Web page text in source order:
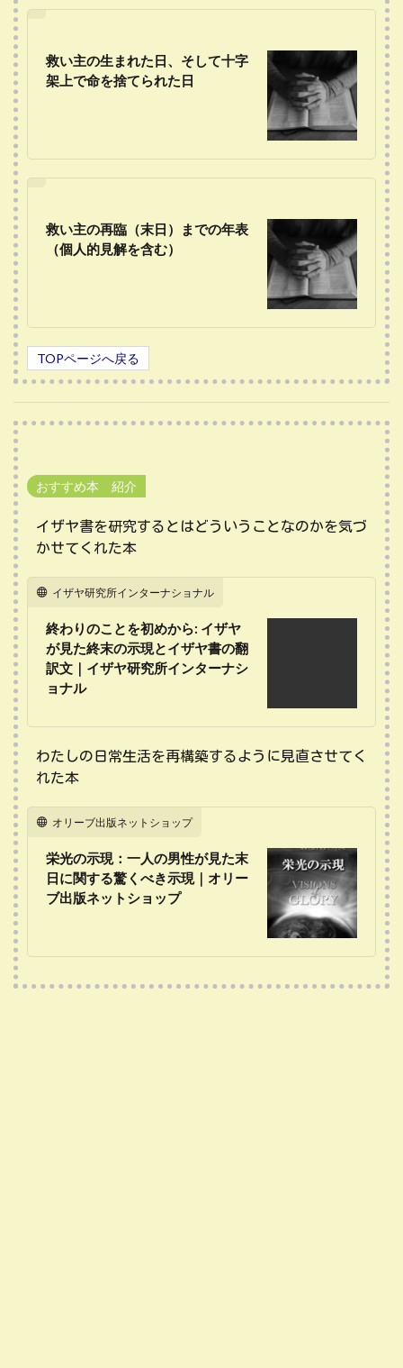
救い主の生まれた日、そして十字
架上で命を捨てられた日
救い主の再臨（末日）までの年表
（個人的見解を含む）
TOPページへ戻る
おすすめ本 紹介
イザヤ書を研究するとはどういうことなのかを気づ
かせてくれた本
イザヤ研究所インターナショナル
終わりのことを初めから: イザヤ
が見た終末の示現とイザヤ書の翻
訳文｜イザヤ研究所インターナシ
ョナル
わたしの日常生活を再構築するように見直させてく
れた本
オリーブ出版ネットショップ
栄光の示現：一人の男性が見た末
日に関する驚くべき示現｜オリー
ブ出版ネットショップ